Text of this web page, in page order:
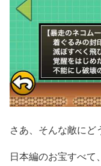
さあ、そんな敵にど
日本編のお宝すべて